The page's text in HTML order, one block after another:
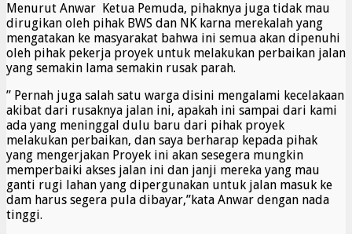
Menurut Anwar Ketua Pemuda, pihaknya juga tidak mau
dirugikan oleh pihak BWS dan NK karna merekalah yang
mengatakan ke masyarakat bahwa ini semua akan dipenuhi
oleh pihak pekerja proyek untuk melakukan perbaikan jalan
yang semakin lama semakin rusak parah.
” Pernah juga salah satu warga disini mengalami kecelakaan
akibat dari rusaknya jalan ini, apakah ini sampai dari kami
ada yang meninggal dulu baru dari pihak proyek
melakukan perbaikan, dan saya berharap kepada pihak
yang mengerjakan Proyek ini akan sesegera mungkin
memperbaiki akses jalan ini dan janji mereka yang mau
ganti rugi lahan yang dipergunakan untuk jalan masuk ke
dam harus segera pula dibayar,”kata Anwar dengan nada
tinggi.